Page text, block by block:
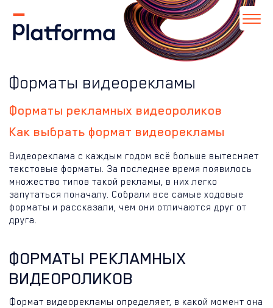
Форматы видеорекламы
Форматы рекламных видеороликов
Как выбрать формат видеорекламы
Видеореклама с каждым годом всё больше вытесняет
текстовые форматы. За последнее время появилось
множество типов такой рекламы, в них легко
запутаться поначалу. Собрали все самые ходовые
форматы и рассказали, чем они отличаются друг от
друга.
ФОРМАТЫ РЕКЛАМНЫХ
ВИДЕОРОЛИКОВ
Формат видеорекламы определяет, в какой момент она